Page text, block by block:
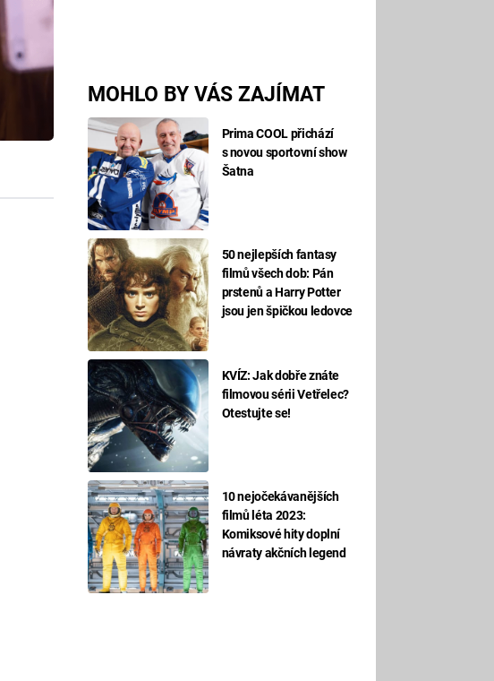
MOHLO BY VÁS ZAJÍMAT
Prima COOL přichází
s novou sportovní show
Šatna
50 nejlepších fantasy
filmů všech dob: Pán
prstenů a Harry Potter
jsou jen špičkou ledovce
KVÍZ: Jak dobře znáte
filmovou sérii Vetřelec?
Otestujte se!
10 nejočekávanějších
filmů léta 2023:
Komiksové hity doplní
návraty akčních legend